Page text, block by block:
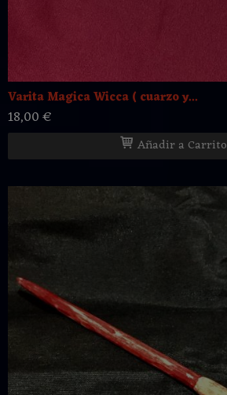
Varita Magica Wicca ( cuarzo y...
18,00 €
Añadir a Carrito